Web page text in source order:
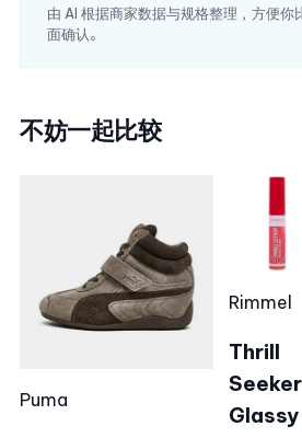
由 AI 根据商家数据与规格整理，方便你
面确认。
不妨一起比较
Puma
Rimmel
Thrill
Seeker
Glassy